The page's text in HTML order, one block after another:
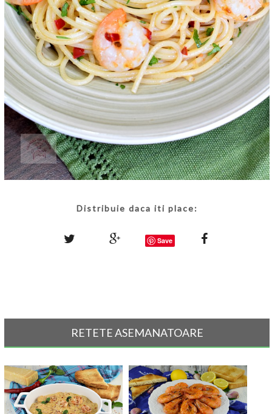
Distribuie daca iti place:
Save
RETETE ASEMANATOARE